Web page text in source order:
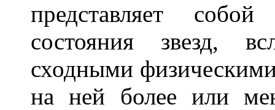
представляет
состояния звезд,
сходными
на ней более или